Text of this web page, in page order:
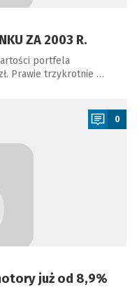
ZA 2003 R.
portfela
Prawie trzykrotnie …
0
już od 8,9%